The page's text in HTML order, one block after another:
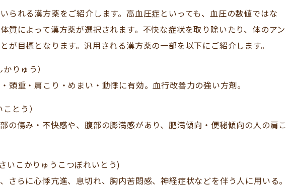
られる漢方薬をご紹介します。高血圧症といっても、血圧の数値ではな
質によって漢方薬が選択されます。不快な症状を取り除いたり、体のアン
が目標となります。汎用される漢方薬の一部を以下にご紹介します。
りゅう）
頭重・肩こり・めまい・動悸に有効。血行改善力の強い方剤。
とう）
の傷み・不快感や、腹部の膨満感があり、肥満傾向・便秘傾向の人の肩こ
いこかりゅうこつぼれいとう)
さらに心悸亢進、息切れ、胸内苦悶感、神経症状などを伴う人に用いる。